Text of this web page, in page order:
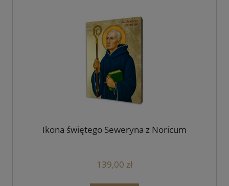
Ikona świętego Seweryna z Noricum
139,00 zł